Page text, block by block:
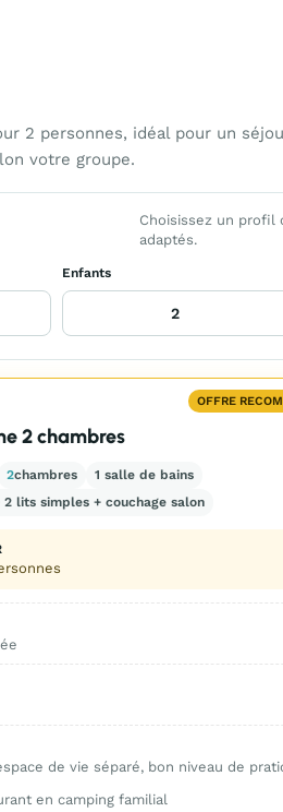
2 personnes, idéal pour un
votre groupe.
Choisissez un profil
adaptés.
Enfants
OFFRE
2 chambres
2chambres
1 salle de bains
lits simples + couchage salon
de vie séparé, bon niveau de
en camping familial